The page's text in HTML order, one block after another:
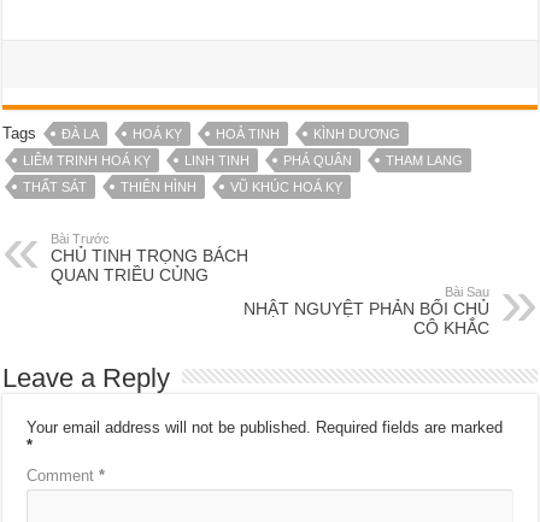
Tags ĐÀ LA HOÁ KỴ HOẢ TINH
KÌNH DƯƠNG
LIÊM TRINH HOÁ KỴ
LINH TINH PHÁ QUÂN
THAM LANG
THẤT SÁT
THIÊN HÌNH VŨ KHÚC HOÁ KỴ
Bài Trước
CHỦ TINH TRỌNG BÁCH
QUAN TRIỀU CỦNG
Bài Sau
NHẬT NGUYỆT PHẢN BỐI CHỦ
CÔ KHẮC
Leave a Reply
Your email address will not be published.
Required fields are marked
*
Comment*